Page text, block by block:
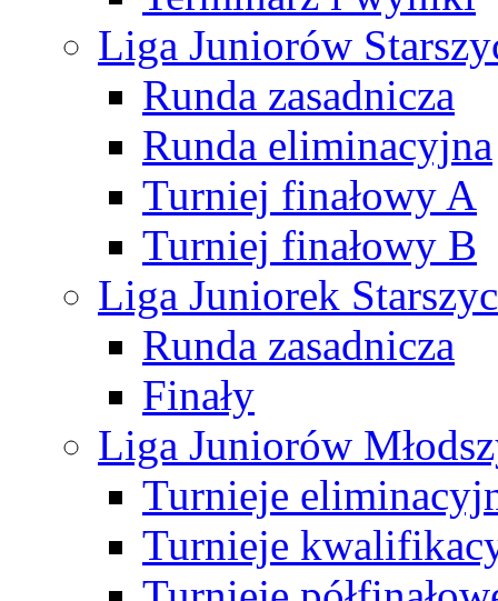
Liga Juniorów
Runda zasadnicza
Runda eliminacyjna
Turniej finałowy A
Turniej finałowy B
Liga Juniorek
Runda zasadnicza
Finały
Liga Juniorów
Turnieje
Turnieje